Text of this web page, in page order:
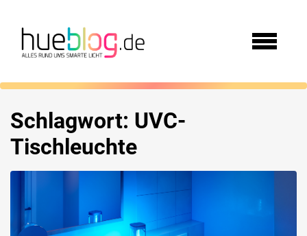
Schlagwort: UVC-
Tischleuchte